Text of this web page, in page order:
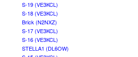
S-19 (VE3KCL)
S-18 (VE3KCL)
Brick (N2NXZ)
S-17 (VE3KCL)
S-16 (VE3KCL)
STELLA1 (DL6OW)